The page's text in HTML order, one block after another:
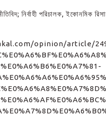
নির্বাহী পরিচালক, ইকোনমিক
opinion/article/